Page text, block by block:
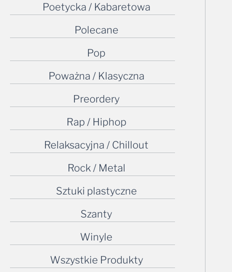
Poetycka / Kabaretowa
Polecane
Pop
Poważna / Klasyczna
Preordery
Rap / Hiphop
Relaksacyjna / Chillout
Rock / Metal
Sztuki plastyczne
Szanty
Winyle
Wszystkie Produkty